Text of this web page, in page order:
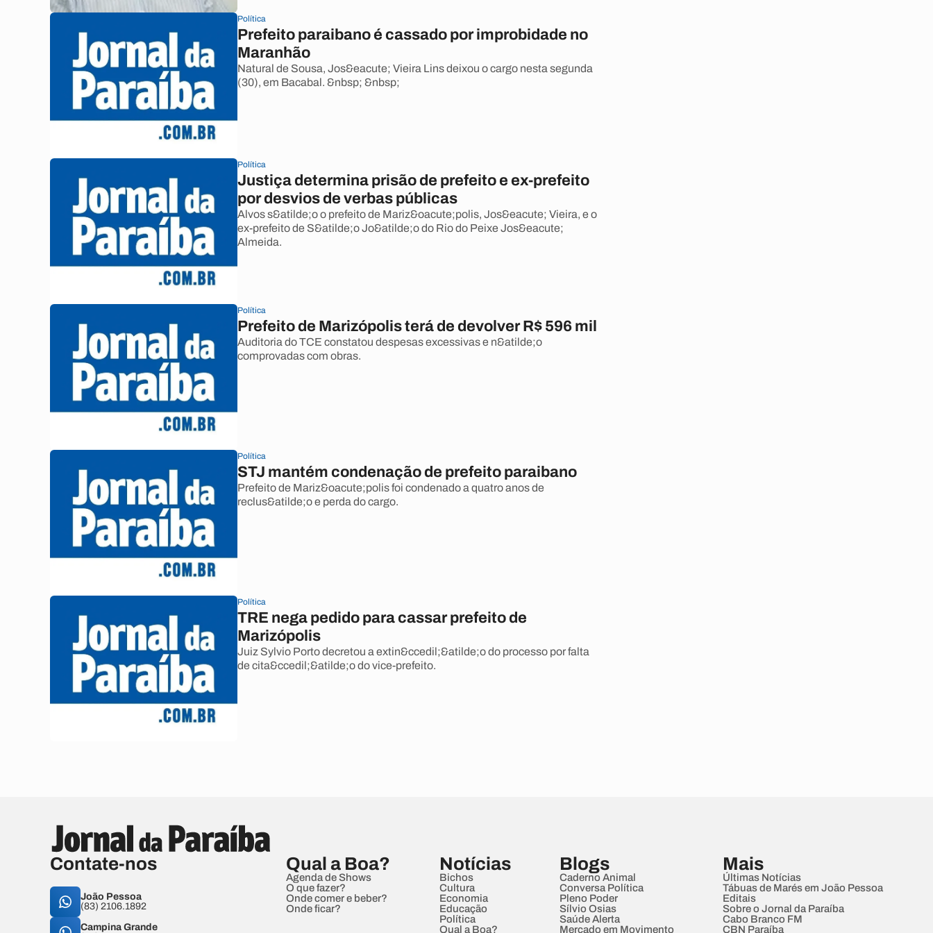
Política
Prefeito paraibano é cassado por improbidade no
Maranhão
Natural de Sousa, Jos&eacute; Vieira Lins deixou o cargo nesta segunda
(30), em Bacabal. &nbsp; &nbsp;
Política
Justiça determina prisão de prefeito e ex-prefeito
por desvios de verbas públicas
Alvos s&atilde;o o prefeito de Mariz&oacute;polis, Jos&eacute; Vieira, e o
ex-prefeito de S&atilde;o Jo&atilde;o do Rio do Peixe Jos&eacute;
Almeida.
Política
Prefeito de Marizópolis terá de devolver R$ 596 mil
Auditoria do TCE constatou despesas excessivas e n&atilde;o
comprovadas com obras.
Política
STJ mantém condenação de prefeito paraibano
Prefeito de Mariz&oacute;polis foi condenado a quatro anos de
reclus&atilde;o e perda do cargo.
Política
TRE nega pedido para cassar prefeito de
Marizópolis
Juiz Sylvio Porto decretou a extin&ccedil;&atilde;o do processo por falta
de cita&ccedil;&atilde;o do vice-prefeito.
Contate-nos
João Pessoa
(83) 2106.1892
Campina Grande
Qual a Boa?
Agenda de Shows
O que fazer?
Onde comer e beber?
Onde ficar?
Notícias
Bichos
Cultura
Economia
Educação
Política
Qual a Boa?
Blogs
Caderno Animal
Conversa Política
Pleno Poder
Sílvio Osias
Saúde Alerta
Mercado em Movimento
Mais
Últimas Notícias
Tábuas de Marés em João Pessoa
Editais
Sobre o Jornal da Paraíba
Cabo Branco FM
CBN Paraíba